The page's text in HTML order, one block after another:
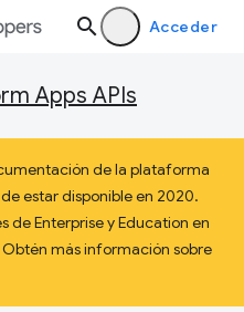
Acceder
Apps APIs
de la plataforma
estar disponible en 2020.
de Enterprise y Education en
más información sobre